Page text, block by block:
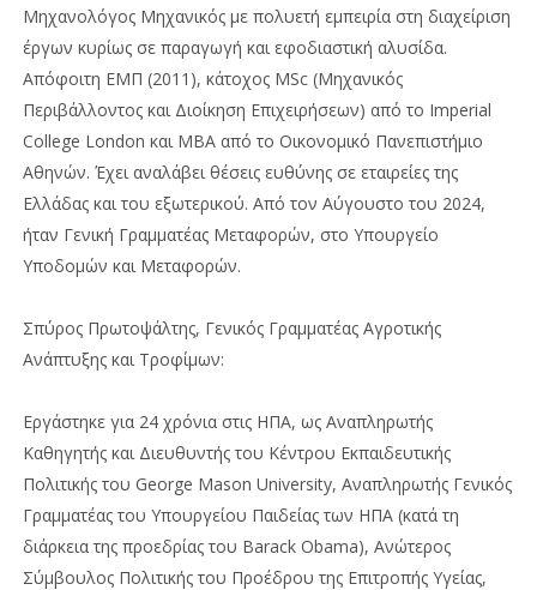
Μηχανολόγος Μηχανικός με πολυετή εμπειρία στη διαχείριση
έργων κυρίως σε παραγωγή και εφοδιαστική αλυσίδα.
Απόφοιτη ΕΜΠ (2011), κάτοχος MSc (Μηχανικός
Περιβάλλοντος και Διοίκηση Επιχειρήσεων) από το Imperial
College London και MBA από το Οικονομικό Πανεπιστήμιο
Αθηνών. Έχει αναλάβει θέσεις ευθύνης σε εταιρείες της
Ελλάδας και του εξωτερικού. Από τον Αύγουστο του 2024,
ήταν Γενική Γραμματέας Μεταφορών, στο Υπουργείο
Υποδομών και Μεταφορών.
Σπύρος Πρωτοψάλτης, Γενικός Γραμματέας Αγροτικής
Ανάπτυξης και Τροφίμων:
Εργάστηκε για 24 χρόνια στις ΗΠΑ, ως Αναπληρωτής
Καθηγητής και Διευθυντής του Κέντρου Εκπαιδευτικής
Πολιτικής του George Mason University, Αναπληρωτής Γενικός
Γραμματέας του Υπουργείου Παιδείας των ΗΠΑ (κατά τη
διάρκεια της προεδρίας του Barack Obama), Ανώτερος
Σύμβουλος Πολιτικής του Προέδρου της Επιτροπής Υγείας,